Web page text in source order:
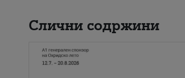
Слични содржини